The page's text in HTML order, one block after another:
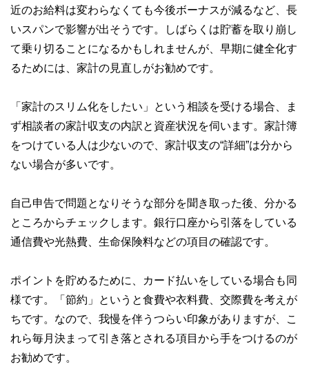
近のお給料は変わらなくても今後ボーナスが減るなど、長
いスパンで影響が出そうです。しばらくは貯蓄を取り崩し
て乗り切ることになるかもしれませんが、早期に健全化す
るためには、家計の見直しがお勧めです。
「家計のスリム化をしたい」という相談を受ける場合、ま
ず相談者の家計収支の内訳と資産状況を伺います。家計簿
をつけている人は少ないので、家計収支の“詳細”は分から
ない場合が多いです。
自己申告で問題となりそうな部分を聞き取った後、分かる
ところからチェックします。銀行口座から引落をしている
通信費や光熱費、生命保険料などの項目の確認です。
ポイントを貯めるために、カード払いをしている場合も同
様です。「節約」というと食費や衣料費、交際費を考えが
ちです。なので、我慢を伴うつらい印象がありますが、こ
れら毎月決まって引き落とされる項目から手をつけるのが
お勧めです。